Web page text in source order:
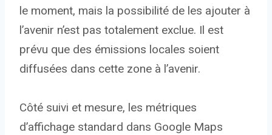
le moment, mais la possibilité de les ajouter à
l’avenir n’est pas totalement exclue. Il est
prévu que des émissions locales soient
diffusées dans cette zone à l’avenir.
Côté suivi et mesure, les métriques
d’affichage standard dans Google Maps